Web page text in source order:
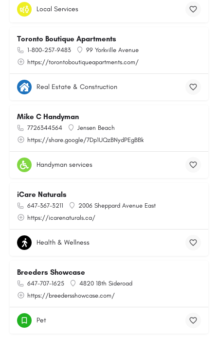
Local Services
Toronto Boutique Apartments
1-800-257-9483
99 Yorkville Avenue
https://torontoboutiqueapartments.com/
Real Estate & Construction
Mike C Handyman
7726344564
Jensen Beach
https://share.google/7Dp1UQzBNydPEgBBk
Handyman services
iCare Naturals
647-367-3211
2006 Sheppard Avenue East
https://icarenaturals.ca/
Health & Wellness
Breeders Showcase
647-707-1625
4820 18th Sideroad
https://breedersshowcase.com/
Pet